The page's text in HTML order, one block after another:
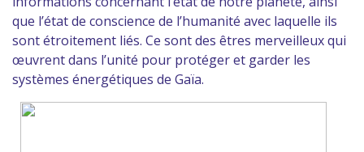
que l’état de conscience de l’humanité avec laquelle ils
sont étroitement liés. Ce sont des êtres merveilleux qui
œuvrent dans l’unité pour protéger et garder les
systèmes énergétiques de Gaïa.